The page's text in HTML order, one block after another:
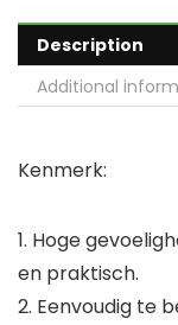
Description
Additional
Kenmerk:
1. Hoge
en praktisch.
2. Eenvoudig te